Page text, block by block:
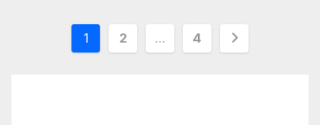
Paginación
1 2 … 4